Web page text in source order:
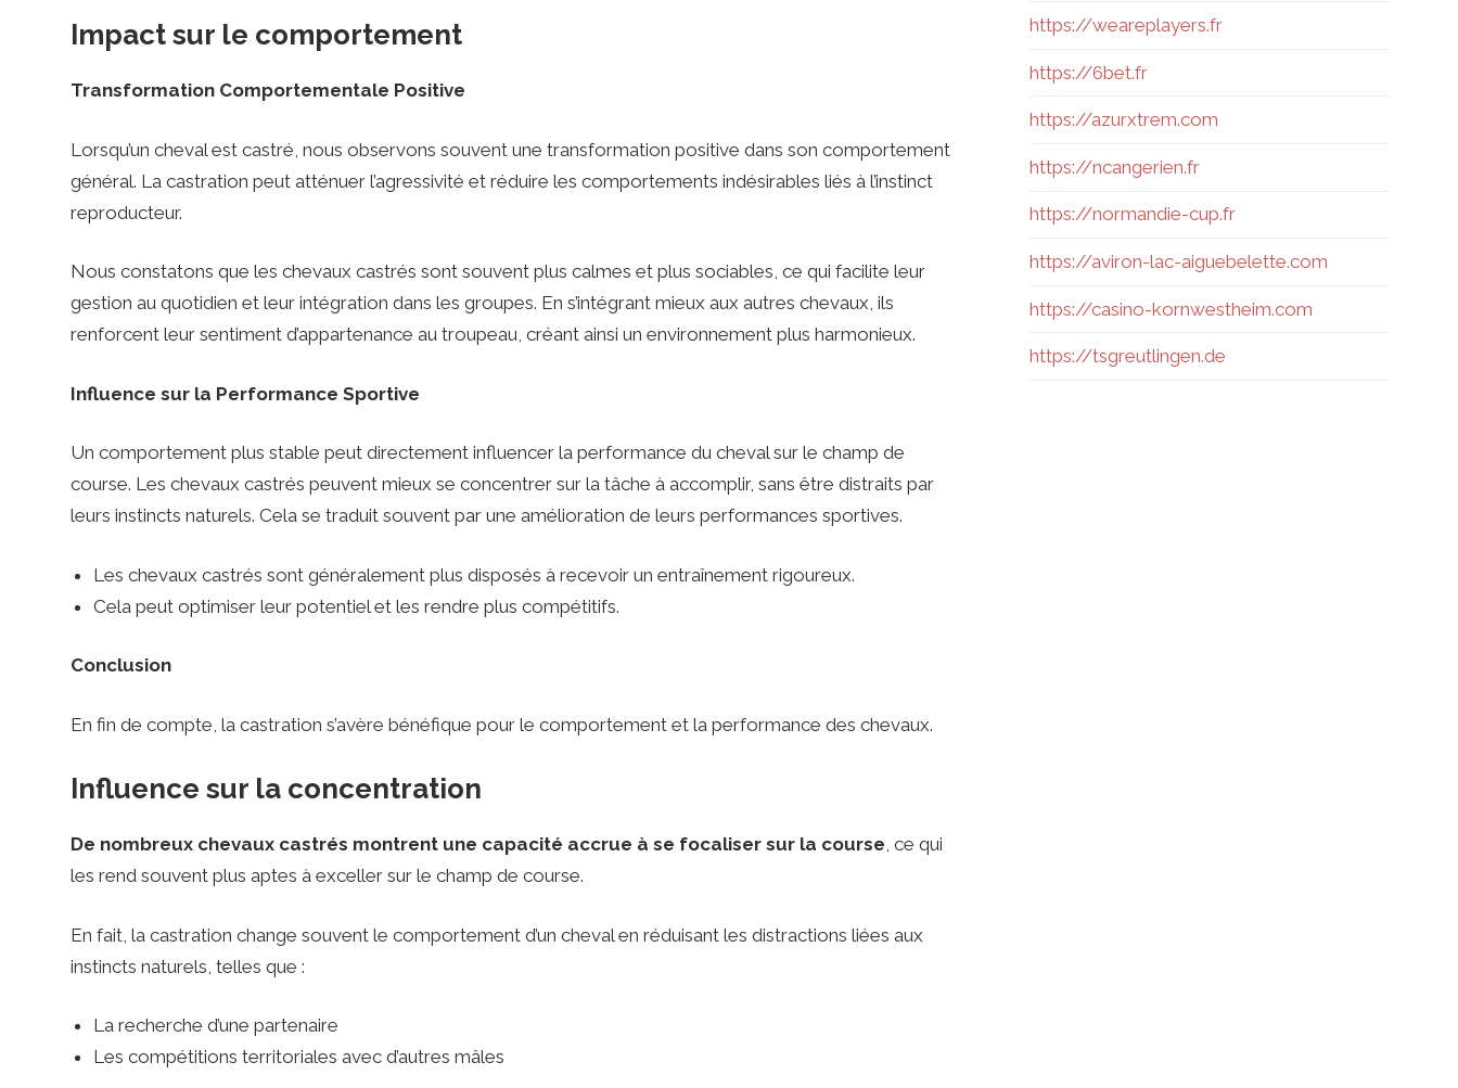
i
o
n
s
Impact sur le comportement
Transformation Comportementale Positive
Lorsqu’un cheval est castré, nous observons souvent une transformation positive dans son comportement
général. La castration peut atténuer l’agressivité et réduire les comportements indésirables liés à l’instinct
reproducteur.
Nous constatons que les chevaux castrés sont souvent plus calmes et plus sociables, ce qui facilite leur
gestion au quotidien et leur intégration dans les groupes. En s’intégrant mieux aux autres chevaux, ils
renforcent leur sentiment d’appartenance au troupeau, créant ainsi un environnement plus harmonieux.
Influence sur la Performance Sportive
Un comportement plus stable peut directement influencer la performance du cheval sur le champ de
course. Les chevaux castrés peuvent mieux se concentrer sur la tâche à accomplir, sans être distraits par
leurs instincts naturels. Cela se traduit souvent par une amélioration de leurs performances sportives.
Les chevaux castrés sont généralement plus disposés à recevoir un entraînement rigoureux.
Cela peut optimiser leur potentiel et les rendre plus compétitifs.
Conclusion
En fin de compte, la castration s’avère bénéfique pour le comportement et la performance des chevaux.
Influence sur la concentration
De nombreux chevaux castrés montrent une capacité accrue à se focaliser sur la course, ce qui
les rend souvent plus aptes à exceller sur le champ de course.
En fait, la castration change souvent le comportement d’un cheval en réduisant les distractions liées aux
instincts naturels, telles que :
La recherche d’une partenaire
Les compétitions territoriales avec d’autres mâles
https://weareplayers.fr
https://6bet.fr
https://azurxtrem.com
https://ncangerien.fr
https://normandie-cup.fr
https://aviron-lac-aiguebelette.com
https://casino-kornwestheim.com
https://tsgreutlingen.de